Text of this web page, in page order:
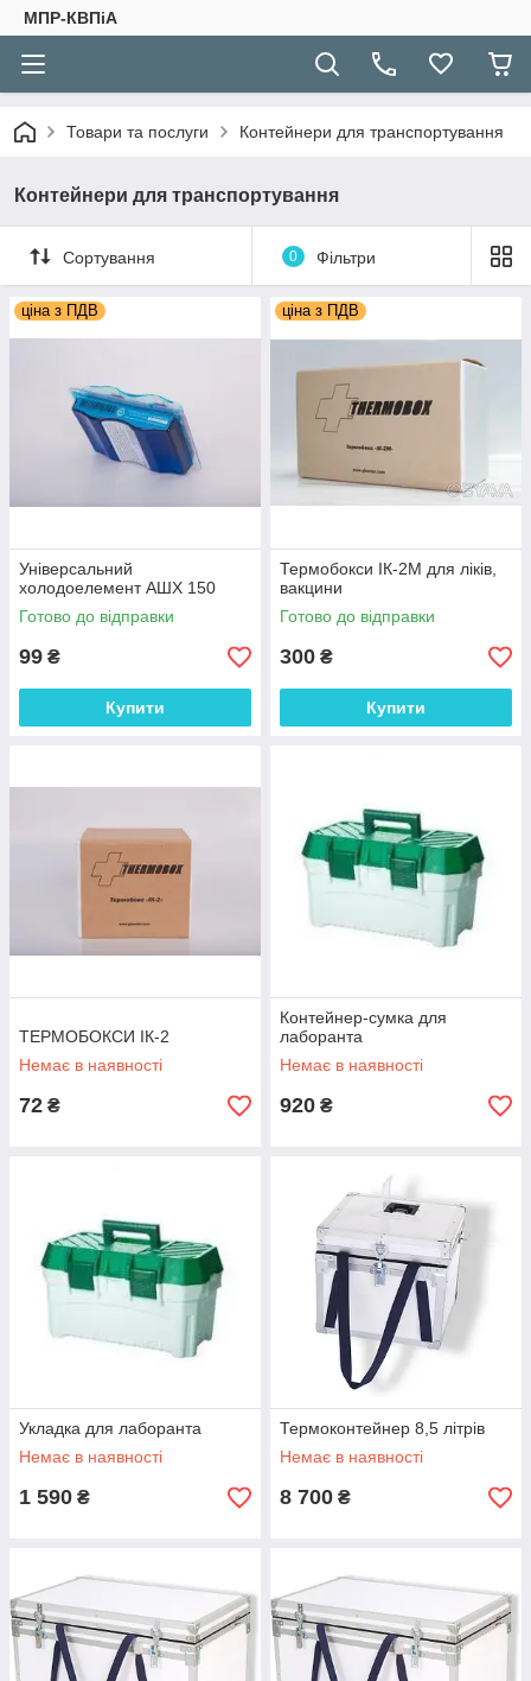
МПР-КВПіА
Товари та послуги Контейнери для транспортування
Контейнери для транспортування
Сортування 0 Фільтри
ціна з ПДВ
Універсальний
холодоелемент АШХ 150
Готово до відправки
99 ₴
Купити
ціна з ПДВ
Термобокси ІК-2М для ліків,
вакцини
Готово до відправки
300 ₴
Купити
ТЕРМОБОКСИ ІК-2
Немає в наявності
72 ₴
Контейнер-сумка для
лаборанта
Немає в наявності
920 ₴
Укладка для лаборанта
Немає в наявності
1 590 ₴
Термоконтейнер 8,5 літрів
Немає в наявності
8 700 ₴